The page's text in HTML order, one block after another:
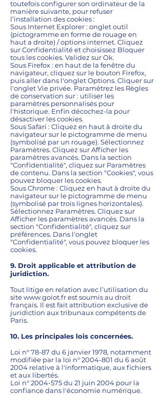
toutefois configurer son ordinateur de la
manière suivante, pour refuser
l’installation des cookies :
Sous Internet Explorer : onglet outil
(pictogramme en forme de rouage en
haut a droite) / options internet. Cliquez
sur Confidentialité et choisissez Bloquer
tous les cookies. Validez sur Ok.
Sous Firefox : en haut de la fenêtre du
navigateur, cliquez sur le bouton Firefox,
puis aller dans l'onglet Options. Cliquer sur
l'onglet Vie privée. Paramétrez les Règles
de conservation sur : utiliser les
paramètres personnalisés pour
l'historique. Enfin décochez-la pour
désactiver les cookies.
Sous Safari : Cliquez en haut à droite du
navigateur sur le pictogramme de menu
(symbolisé par un rouage). Sélectionnez
Paramètres. Cliquez sur Afficher les
paramètres avancés. Dans la section
"Confidentialité", cliquez sur Paramètres
de contenu. Dans la section "Cookies", vous
pouvez bloquer les cookies.
Sous Chrome : Cliquez en haut à droite du
navigateur sur le pictogramme de menu
(symbolisé par trois lignes horizontales).
Sélectionnez Paramètres. Cliquez sur
Afficher les paramètres avancés. Dans la
section "Confidentialité", cliquez sur
préférences. Dans l'onglet
"Confidentialité", vous pouvez bloquer les
cookies.
9. Droit applicable et attribution de
juridiction.
Tout litige en relation avec l’utilisation du
sitewww.goiot.frest soumis au droit
français. Il est fait attribution exclusive de
juridiction aux tribunaux compétents de
Paris.
10. Les principales lois concernées.
Loi n° 78-87 du 6 janvier 1978, notamment
modifiée par la loi n°2004-801 du 6 août
2004 relative à l'informatique, aux fichiers
et aux libertés.
Loi n°2004-575du 21 juin 2004 pour la
confiance dans l'économie numérique.